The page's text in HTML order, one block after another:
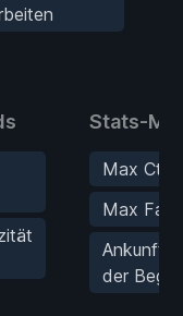
Stats-
Max
Max
der